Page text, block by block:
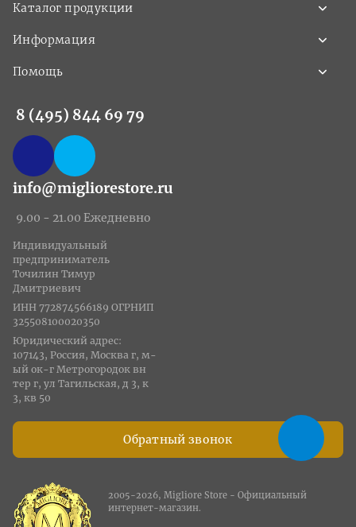
Каталог продукции
Информация
Помощь
8 (495) 844 69 79
info@migliorestore.ru
9.00 - 21.00 Ежедневно
Обратный звонок
Индивидуальный
предприниматель
Точилин Тимур
Дмитриевич
ИНН 772874566189 ОГРНИП
325508100020350
Юридический адрес:
107143, Россия, Москва г, м-
ый ок-г Метрогородок вн
тер г, ул Тагильская, д 3, к
3, кв 50
2005-2026, Migliore Store - Официальный
интернет-магазин.